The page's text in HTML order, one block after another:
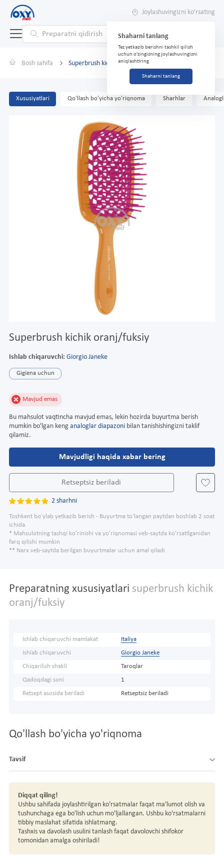
Joylashuvingizni ko'rsating
Shaharni tanlang
Tez yetkazib berishni tashkil qilish
uchun o'zingizning joylashuvingizni
aniqlashtiring
Shaharni tanlang
Bosh sahifa Superbrush kichik oranj/fuksiy
Xususiyatlari Qo'llash bo'yicha yo'riqnoma Sharhlar
Superbrush kichik oranj/fuksiy
Ishlab chiqaruvchi: Giorgio Janeke
Gigiena uchun
Mavjud emas
Bu mahsulot vaqtincha mavjud emas, lekin hozirda buyurtma berish
mumkin bo'lgan keng analoglar diapazoni bilan tanishishingizni taklif
qilamiz.
Mavjudligi haqida xabar bering
Retseptsiz beriladi
2 sharhni
Toshkent bo'ylab yetkazib berish - Buyurtma to'langan paytdan boshlab 2 soat
ichida.
* Mahsulotning tashqi ko'rinishi va yo'riqnomasi veb-saytda ko'rsatilganidan
farq qilishi mumkin
** Narx veb-saytda berilgan buyurtmalar uchun amal qiladi
Preparatning xususiyatlari superbrush kichik
oranj/fuksiy
Ishlab chiqaruvchi mamlakat Italiya
Ishlab chiqaruvchi Giorgio Janeke
Chiqarilish shakli Taroqlar
Qadoqdagi soni 1
Retsept asosida beriladi Retseptsiz beriladi
Qo'llash bo'yicha yo'riqnoma
Tavsif
Diqqat qiling!
Ushbu sahifada joylashtirilgan ko'rsatmalar faqat ma'lumot olish va
tushunchaga ega bo'lish uchun mo'ljallangan. Ushbu ko'rsatmalarni
tibbiy maslahat sifatida ishlatmang.
Tashxis va davolash usulini tanlash faqat davolovchi shifokor
tomonidan amalga oshiriladi!